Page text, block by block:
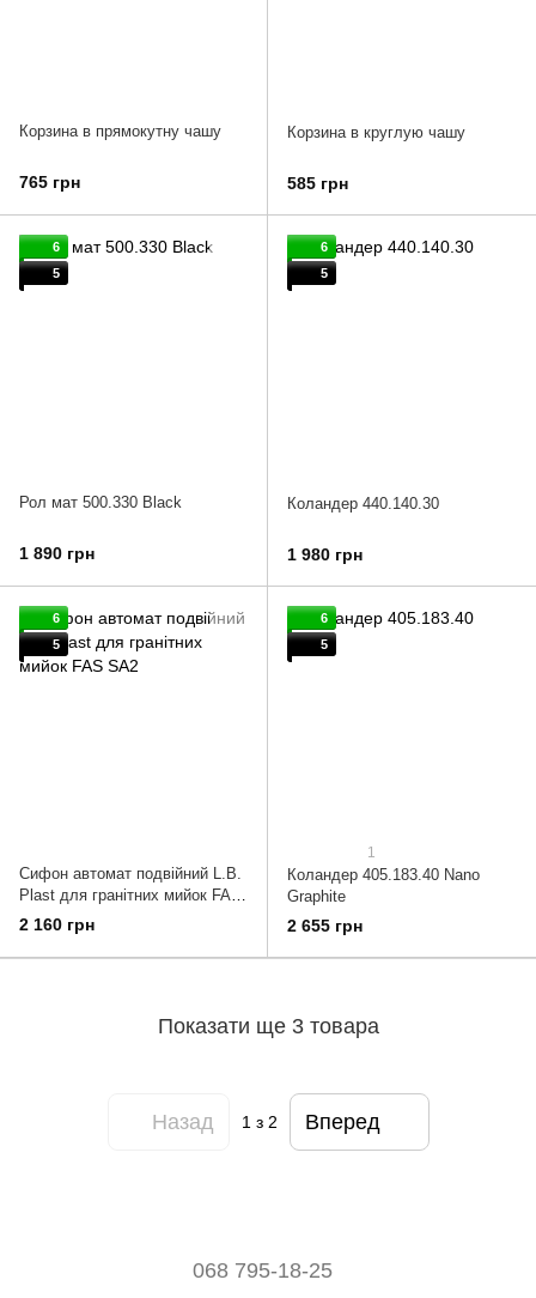
Корзина в прямокутну чашу
765 грн
Корзина в круглую чашу
585 грн
6
5
Рол мат 500.330 Black
1 890 грн
6
5
Коландер 440.140.30
1 980 грн
6
5
Сифон автомат подвійний L.B.
Plast для гранітних мийок FAS
SA2
2 160 грн
6
5
1
Коландер 405.183.40 Nano
Graphite
2 655 грн
Показати ще 3 товара
Назад 1з 2 Вперед
068 795-18-25